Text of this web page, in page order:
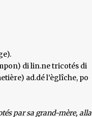
di lin.ne tricotés di
ad.dé l’èglîche, po
par sa grand-mère, alla